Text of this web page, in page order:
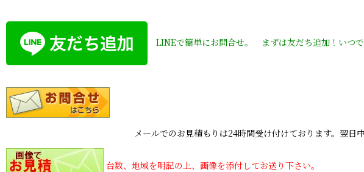
LINEで簡単にお問合せ。 まずは友だち追加！いつで
メールでのお見積もりは24時間受け付けております。翌日中にお
台数、地域を明記の上、画像を添付してお送り下さい。